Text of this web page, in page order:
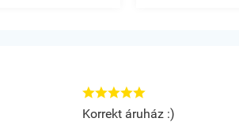

Korrekt áruház :)